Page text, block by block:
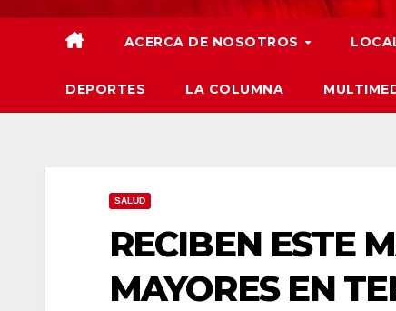
ACERCA DE NOSOTROS
DEPORTES LA COLUMNA
SALUD
RECIBEN ESTE
MAYORES EN